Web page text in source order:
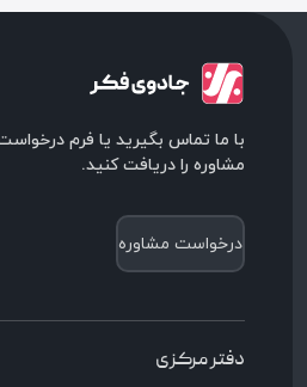
با ما تماس بگیرید یا فرم
مشاوره را دریافت کنید.
درخواست مشاوره
دفتر مرکزی